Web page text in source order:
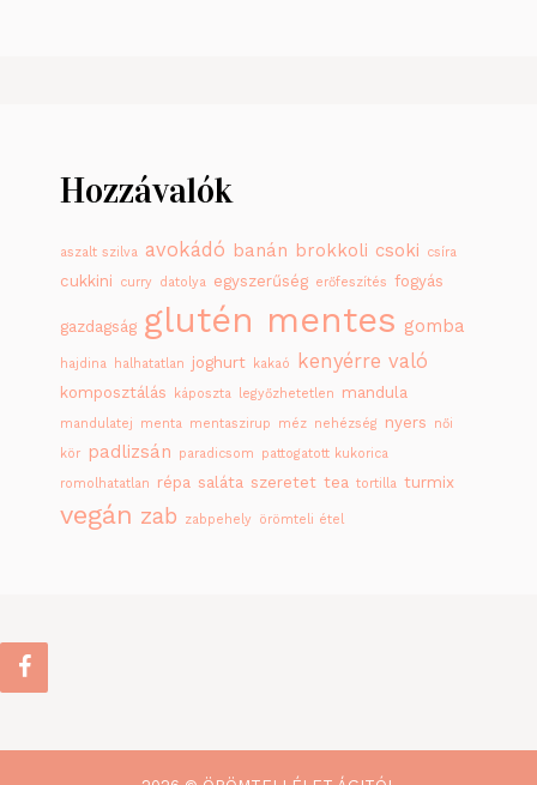
Hozzávalók
aszalt szilva avokádó banán brokkoli csoki csíra
cukkini curry datolya egyszerűség erőfeszítés fogyás
gazdagság glutén mentes gomba
hajdina halhatatlan joghurt kakaó kenyérre való
komposztálás káposzta legyőzhetetlen mandula
mandulatej menta mentaszirup méz nehézség nyers
női
kör
padlizsán paradicsom
pattogatott kukorica
romolhatatlan
répa saláta szeretet tea tortilla turmix
vegán zab zabpehely örömteli étel